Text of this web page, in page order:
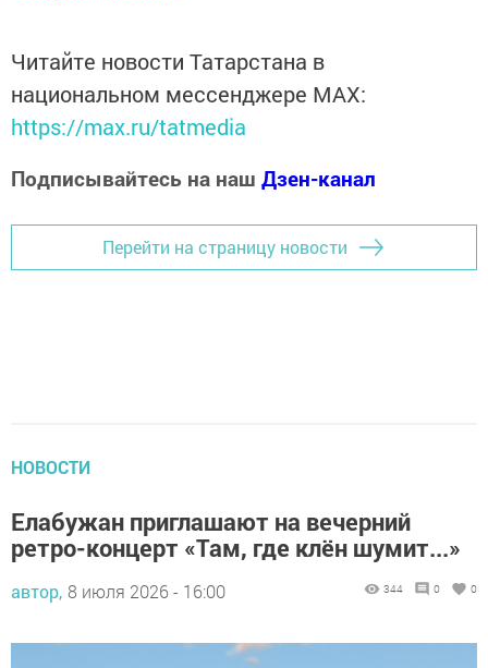
Читайте новости Татарстана в
национальном мессенджере MАХ:
https://max.ru/tatmedia
Подписывайтесь на наш Дзен-канал
Перейти на страницу новости
НОВОСТИ
Елабужан приглашают на вечерний
ретро-концерт «Там, где клён шумит...»
автор, 8 июля 2026 - 16:00 344 0 0